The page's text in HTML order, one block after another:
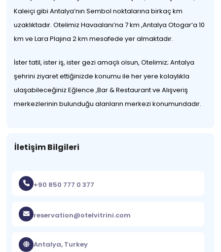
Kaleiçi gibi Antalya’nın Sembol noktalarına birkaç km
uzaklıktadır. Otelimiz Havaalanı’na 7 km ,Antalya Otogar’a 10
km ve Lara Plajına 2 km mesafede yer almaktadır.
İster tatil, ister iş, ister gezi amaçlı olsun, Otelimiz; Antalya
şehrini ziyaret ettiğinizde konumu ile her yere kolaylıkla
ulaşabileceğiniz Eğlence ,Bar & Restaurant ve Alışveriş
merkezlerinin bulunduğu alanların merkezi konumundadır.
İletişim Bilgileri
+90 850 777 0 377
reservation@otelvitrini.com
Antalya, Turkey